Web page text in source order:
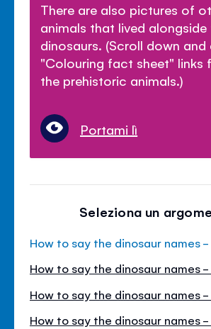
There are also pictures of
animals that lived alongside
dinosaurs. (Scroll down
"Colouring fact sheet" links
the prehistoric animals.)
Portami lì
Seleziona un
How to say the dinosaur names
How to say the dinosaur names -
How to say the dinosaur names -
How to say the dinosaur names -